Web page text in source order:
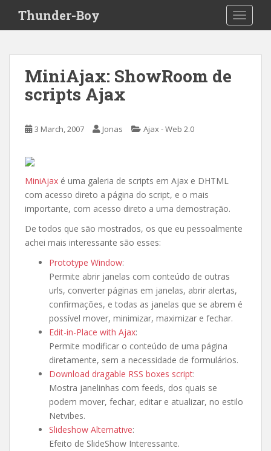
i
Thunder-Boy
MiniAjax: ShowRoom de
scripts Ajax
3 March, 2007 Jonas Ajax - Web 2.0
MiniAjax é uma galeria de scripts em Ajax e DHTML
com acesso direto a página do script, e o mais
importante, com acesso direto a uma demostração.
De todos que são mostrados, os que eu pessoalmente
achei mais interessante são esses:
Prototype Window:
Permite abrir janelas com conteúdo de outras
urls, converter páginas em janelas, abrir alertas,
confirmações, e todas as janelas que se abrem é
possível mover, minimizar, maximizar e fechar.
Edit-in-Place with Ajax:
Permite modificar o conteúdo de uma página
diretamente, sem a necessidade de formulários.
Download dragable RSS boxes script:
Mostra janelinhas com feeds, dos quais se
podem mover, fechar, editar e atualizar, no estilo
Netvibes.
Slideshow Alternative:
Efeito de SlideShow Interessante.